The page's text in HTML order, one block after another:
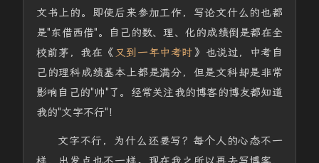
文书上的。即使后来参加工作，写论文什么的也都
是"东借西借"。自己的数、理、化的成绩倒是都在全
校前茅，我在《 又到一年中考时 》也说过，中考自
己的理科成绩基本上都是满分，但是文科却是非常
影响自己的"帅"了。经常关注我的博客的博友都知道
我的"文字不行"！
文字不行，为什么还要写？每个人的心态不一